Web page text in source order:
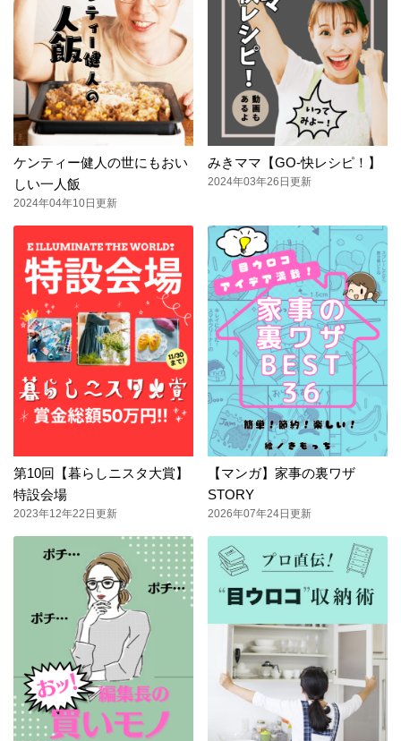
ケンティー健人の世にもおい
しい一人飯
2024年04年10日更新
みきママ【GO-快レシピ！】
2024年03年26日更新
第10回【暮らしニスタ大賞】
特設会場
2023年12年22日更新
【マンガ】家事の裏ワザ
STORY
2026年07年24日更新